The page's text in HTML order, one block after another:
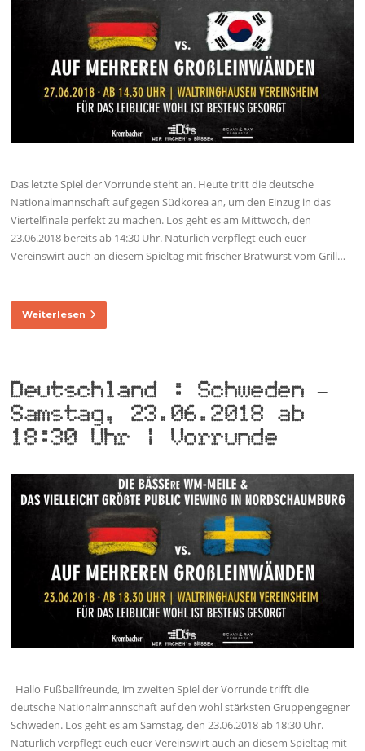
Das letzte Spiel der Vorrunde steht an. Heute tritt die deutsche
Nationalmannschaft auf gegen Südkorea an, um den Einzug in das
Viertelfinale perfekt zu machen. Los geht es am Mittwoch, den
23.06.2018 bereits ab 14:30 Uhr. Natürlich verpflegt euch euer
Vereinswirt auch an diesem Spieltag mit frischer Bratwurst vom Grill…
Weiterlesen
Deutschland : Schweden –
Samstag, 23.06.2018 ab
18:30 Uhr | Vorrunde
Hallo Fußballfreunde, im zweiten Spiel der Vorrunde trifft die
deutsche Nationalmannschaft auf den wohl stärksten Gruppengegner
Schweden. Los geht es am Samstag, den 23.06.2018 ab 18:30 Uhr.
Natürlich verpflegt euch euer Vereinswirt auch an diesem Spieltag mit